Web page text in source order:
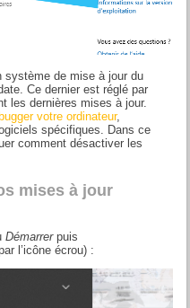
système de mise à jour du
Ce dernier est réglé par
les dernières mises à jour.
votre ordinateur,
spécifiques. Dans ce
comment désactiver les
mises à jour
Démarrerpuis
l’icône écrou) :